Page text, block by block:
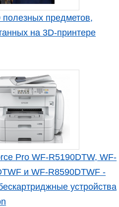
предметов,
на 3D-принтере
Pro WF-R5190DTW, WF-
и WF-R8590DTWF -
устройства